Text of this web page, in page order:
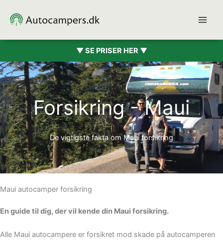
▼ SE PRISER HER ▼
Forsikring - Maui
De vigtigste fakta om Maui forsikring
Maui autocamper forsikring
En guide til dig, der vil kende din Maui forsikring.
Alle Maui autocampere er forsikret mod skade på autocamperen